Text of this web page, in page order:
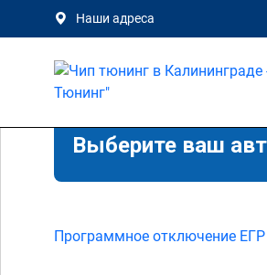
Наши адреса
Выберите ваш
Программное отключение